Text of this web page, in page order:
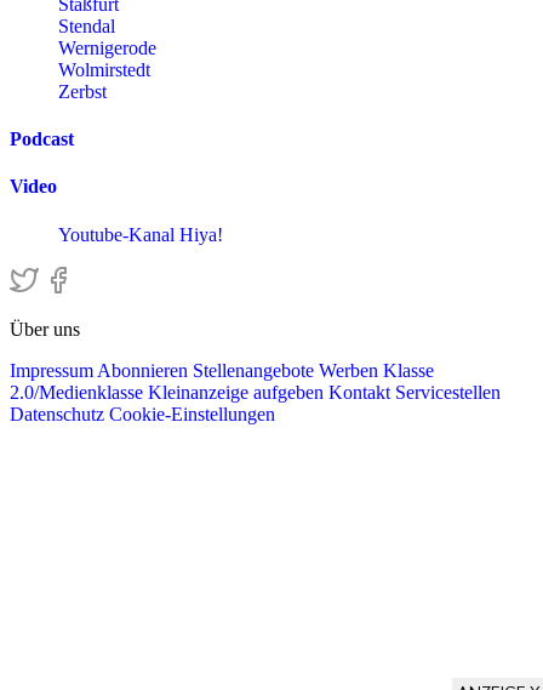
Stendal
Wernigerode
Wolmirstedt
Zerbst
Podcast
Video
Youtube-Kanal Hiya!
Über uns
Impressum Abonnieren Stellenangebote Werben Klasse
2.0/Medienklasse Kleinanzeige aufgeben Kontakt Servicestellen
Datenschutz Cookie-Einstellungen